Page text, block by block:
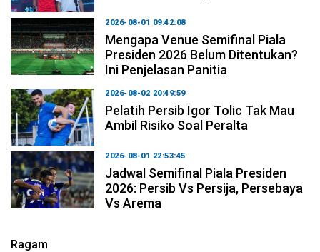
2026-08-01 09:42:08
Mengapa Venue Semifinal Piala
Presiden 2026 Belum Ditentukan?
Ini Penjelasan Panitia
2026-08-02 20:49:59
Pelatih Persib Igor Tolic Tak Mau
Ambil Risiko Soal Peralta
2026-08-01 22:53:45
Jadwal Semifinal Piala Presiden
2026: Persib Vs Persija, Persebaya
Vs Arema
Ragam